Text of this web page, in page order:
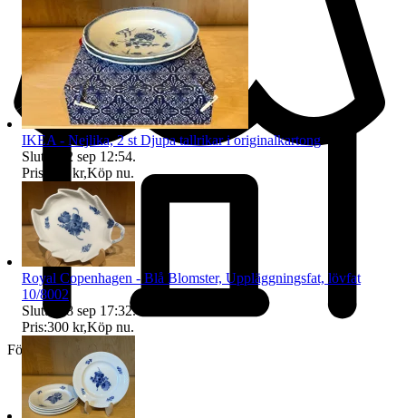
Företag
IKEA - Nejlika, 2 st Djupa tallrikar i originalkartong
Sluttid
22 sep 12:54.
Pris:
500 kr,Köp nu.
Royal Copenhagen - Blå Blomster, Uppläggningsfat, lövfat
10/8002
Sluttid
18 sep 17:32.
Pris:300 kr,Köp nu.